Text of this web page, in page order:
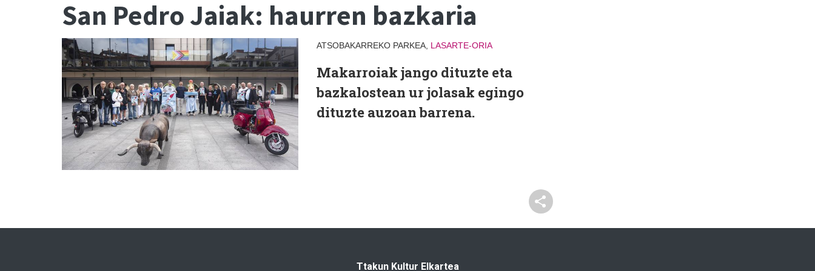
San Pedro Jaiak: haurren bazkaria
ATSOBAKARREKO PARKEA, LASARTE-ORIA
Makarroiak jango dituzte eta
bazkalostean ur jolasak egingo
dituzte auzoan barrena.
Ttakun Kultur Elkartea